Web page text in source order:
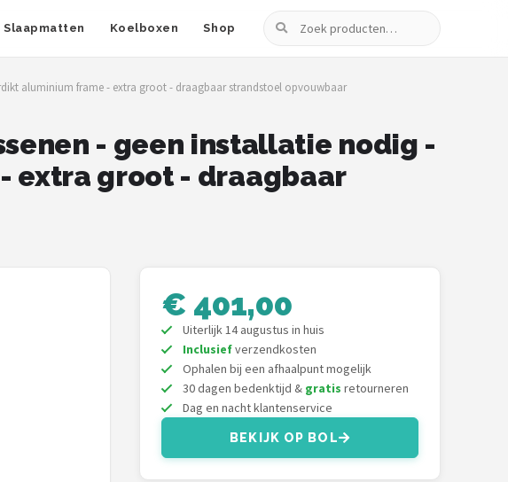
Slaapmatten Koelboxen Shop
Zoeken
aluminium frame - extra groot - draagbaar strandstoel opvouwbaar
- geen installatie nodig -
extra groot - draagbaar
€ 401,00
Uiterlijk 14 augustus in huis
Inclusiefverzendkosten
Ophalen bij een afhaalpunt mogelijk
30 dagen bedenktijd & gratis retourneren
Dag en nacht klantenservice
BEKIJK OP BOL